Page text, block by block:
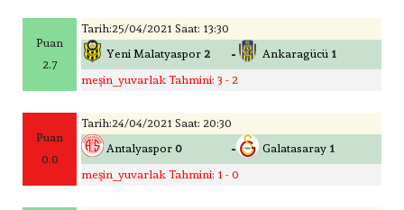
Puan
2.7
Tarih:25/04/2021 Saat: 13:30
Yeni Malatyaspor 2 - Ankaragücü 1
meşin_yuvarlak Tahmini: 3 - 2
Puan
0.0
Tarih:24/04/2021 Saat: 20:30
Antalyaspor 0 - Galatasaray 1
meşin_yuvarlak Tahmini: 1 - 0